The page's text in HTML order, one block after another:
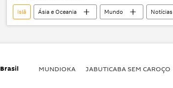
Islã Ásia e Oceania Mundo Notícias
extremismo
terrorismo Alá
Brasil MUNDIOKA JABUTICABA SEM CAROÇO